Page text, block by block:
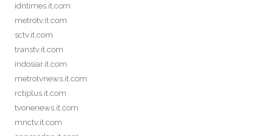
idntimes.it.com
metrotv.it.com
sctv.it.com
transtv.it.com
indosiar.it.com
metrotvnews.it.com
rctiplus.it.com
tvonenews.it.com
mnctv.it.com